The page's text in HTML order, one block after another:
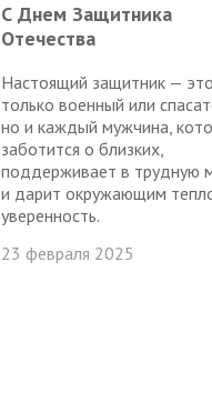
С Днем Защитника
Отечества
Настоящий защитник —
только военный или
но и каждый мужчина,
заботится о близких,
поддерживает в трудную
и дарит окружающим
уверенность.
23 февраля 2025